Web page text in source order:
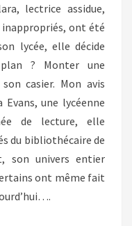
lectrice assidue,
inappropriés, ont été
lycée, elle décide
? Monter une
casier. Mon avis
Evans, une lycéenne
de lecture, elle
du bibliothécaire de
son univers entier
ont même fait